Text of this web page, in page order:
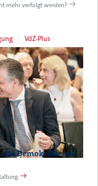
mehr verfolgt werden?
VdZ-Plus
Demokratie auf